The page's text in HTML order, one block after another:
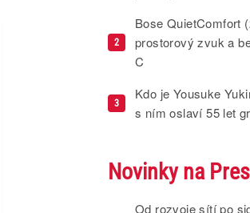
2
Bose QuietComfort
prostorový zvuk a
C
3
Kdo je Yousuke
s ním oslaví 55 let
Novinky na
Od rozvoje sítí po